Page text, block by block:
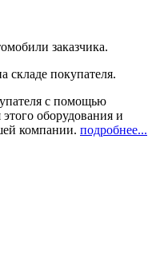
заказчика.
складе покупателя.
с помощью
оборудования и
компании. подробнее...